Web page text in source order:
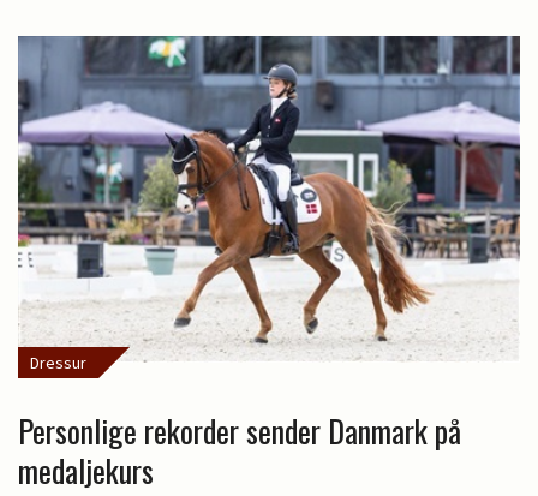
Dressur
Personlige rekorder sender Danmark på
medaljekurs